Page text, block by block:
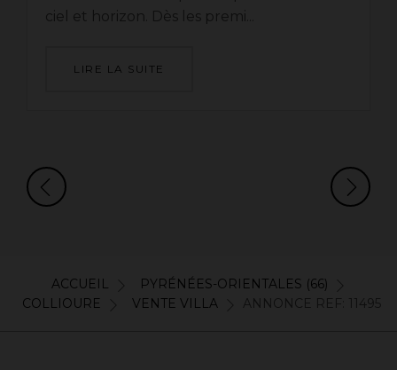
ciel et horizon. Dès les premi...
LIRE LA SUITE
ACCUEIL
PYRÉNÉES-ORIENTALES (66)
COLLIOURE
VENTE VILLA ANNONCE REF: 11495